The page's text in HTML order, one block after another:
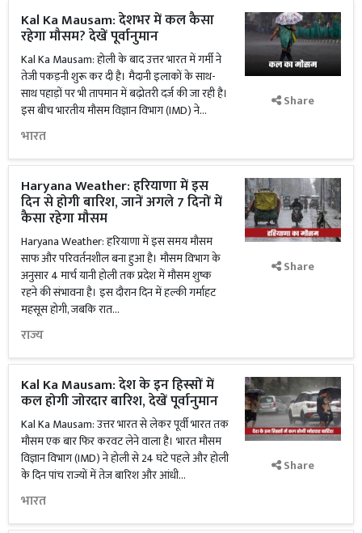
Kal Ka Mausam: देशभर में कल कैसा
रहेगा मौसम? देखें पूर्वानुमान
Kal Ka Mausam: होली के बाद उत्तर भारत में गर्मी ने
तेजी पकड़नी शुरू कर दी है। मैदानी इलाकों के साथ-
साथ पहाड़ों पर भी तापमान में बढ़ोतरी दर्ज की जा रही है।
इस बीच भारतीय मौसम विज्ञान विभाग (IMD) ने...
भारत
Share
Haryana Weather: हरियाणा में इस
दिन से होगी बारिश, जानें अगले 7 दिनों में
कैसा रहेगा मौसम
Haryana Weather: हरियाणा में इस समय मौसम
साफ और परिवर्तनशील बना हुआ है। मौसम विभाग के
अनुसार 4 मार्च यानी होली तक प्रदेश में मौसम शुष्क
रहने की संभावना है। इस दौरान दिन में हल्की गर्माहट
महसूस होगी, जबकि रात...
राज्य
Share
Kal Ka Mausam: देश के इन हिस्सों में
कल होगी जोरदार बारिश, देखें पूर्वानुमान
Kal Ka Mausam: उत्तर भारत से लेकर पूर्वी भारत तक
मौसम एक बार फिर करवट लेने वाला है। भारत मौसम
विज्ञान विभाग (IMD) ने होली से 24 घंटे पहले और होली
के दिन पांच राज्यों में तेज बारिश और आंधी...
भारत
Share